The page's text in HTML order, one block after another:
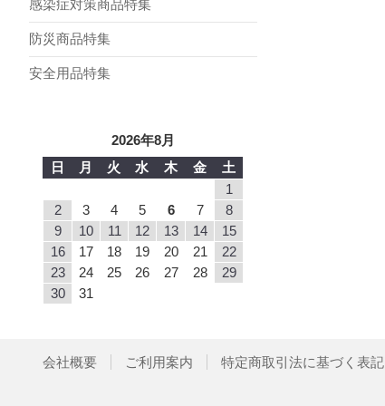
感染症対策商品特集
防災商品特集
安全用品特集
2026年8月
日
月 火 水 木 金
土
1
2
3 4 5 6 7
8
9
10 11 12 13 14
15
16
17 18 19 20 21
22
23
24 25 26 27 28
29
30
31
会社概要 ご利用案内 特定商取引法に基づく表記